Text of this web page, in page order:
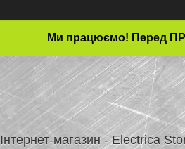
Ми працюємо! Перед
Інтернет-магазин - Electrica